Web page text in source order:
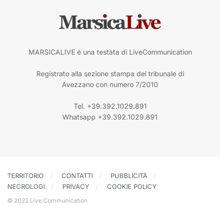
MARSICALIVE è una testata di LiveCommunication
Registrato alla sezione stampa del tribunale di
Avezzano con numero 7/2010
Tel. +39.392.1029.891
Whatsapp +39.392.1029.891
TERRITORIO CONTATTI
PUBBLICITÀ
NECROLOGI
PRIVACY COOKIE POLICY
© 2022 Live Communication